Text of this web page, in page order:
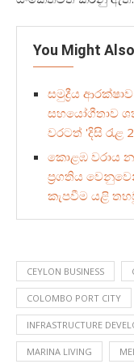
You Might
සමුද්‍රීය
සහයෝගීතාව
වරටත් 'දිසි රැළ
කොළඹ වරාය
ප්‍රගතිය
කැපවීම යළි
CEYLON BUSINESS
COLOMBO PORT CITY
INFRASTRUCTURE
MARINA LIVING